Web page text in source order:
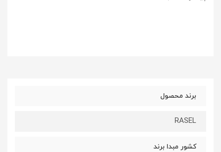
برند محصول
RASEL
کشور مبدا برند